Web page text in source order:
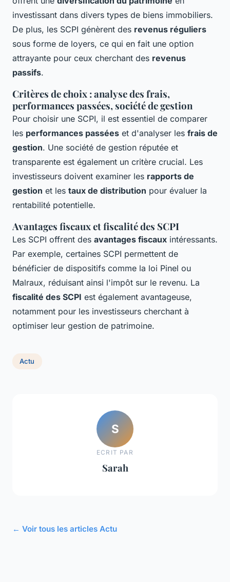
investissant dans divers types de biens immobiliers.
De plus, les SCPI génèrent des revenus réguliers
sous forme de loyers, ce qui en fait une option
attrayante pour ceux cherchant des revenus
passifs.
Critères de choix : analyse des frais,
performances passées, société de gestion
Pour choisir une SCPI, il est essentiel de comparer
les performances passées et d'analyser les frais de
gestion. Une société de gestion réputée et
transparente est également un critère crucial. Les
investisseurs doivent examiner les rapports de
gestion et les taux de distribution pour évaluer la
rentabilité potentielle.
Avantages fiscaux et fiscalité des SCPI
Les SCPI offrent des avantages fiscaux intéressants.
Par exemple, certaines SCPI permettent de
bénéficier de dispositifs comme la loi Pinel ou
Malraux, réduisant ainsi l'impôt sur le revenu. La
fiscalité des SCPI est également avantageuse,
notamment pour les investisseurs cherchant à
optimiser leur gestion de patrimoine.
Actu
S
ECRIT PAR
Sarah
← Voir tous les articles Actu